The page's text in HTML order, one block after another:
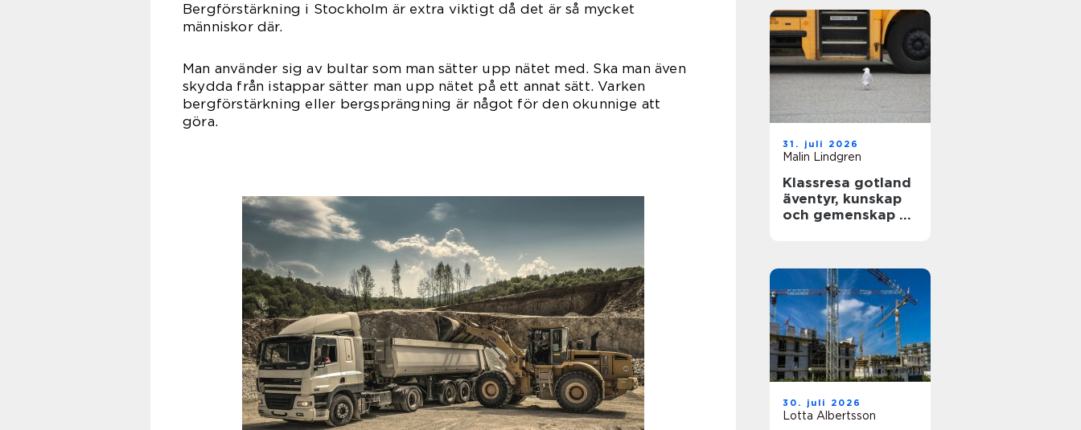
Bergförstärkning i Stockholm är extra viktigt då det är så mycket
människor där.
Man använder sig av bultar som man sätter upp nätet med. Ska man även
skydda från istappar sätter man upp nätet på ett annat sätt. Varken
bergförstärkning eller bergsprängning är något för den okunnige att
göra.
31. juli 2026
Malin Lindgren
Klassresa gotland
äventyr, kunskap
och gemenskap på
30. juli 2026
Lotta Albertsson